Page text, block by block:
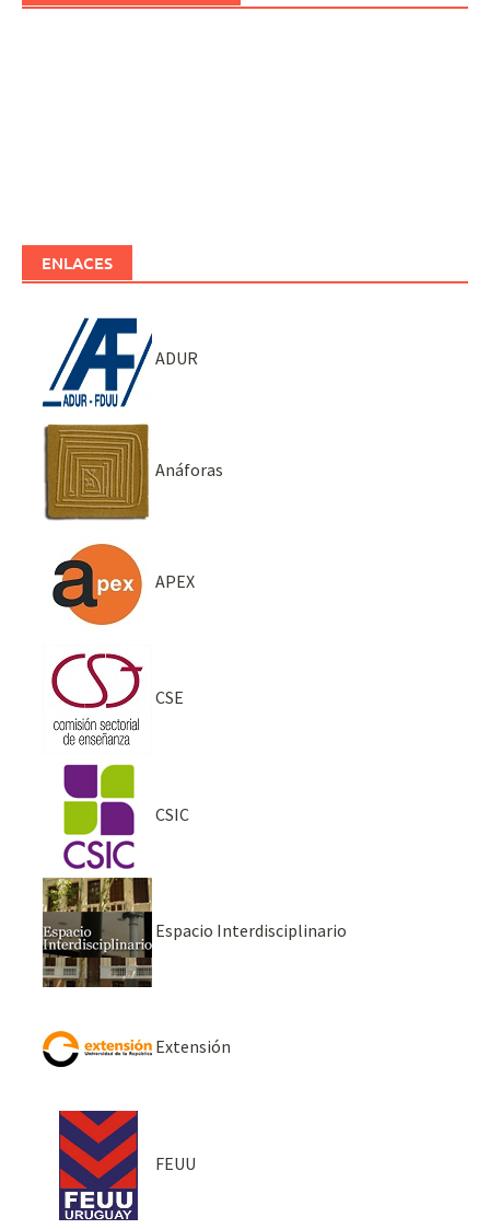
ENLACES
ADUR
Anáforas
APEX
CSE
CSIC
Espacio Interdisciplinario
Extensión
FEUU